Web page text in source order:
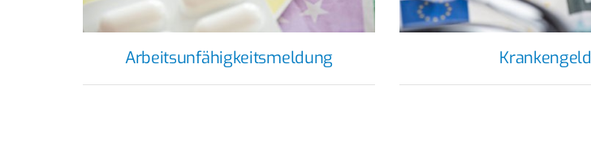
Arbeitsunfähigkeitsmeldung Krankengeld